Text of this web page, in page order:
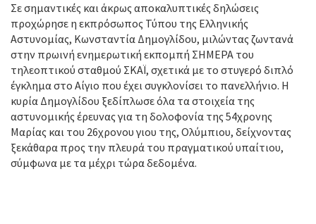
Σε σημαντικές και άκρως αποκαλυπτικές δηλώσεις
προχώρησε η εκπρόσωπος Τύπου της Ελληνικής
Αστυνομίας, Κωνσταντία Δημογλίδου, μιλώντας ζωντανά
στην πρωινή ενημερωτική εκπομπή ΣΗΜΕΡΑ του
τηλεοπτικού σταθμού ΣΚΑΪ, σχετικά με το στυγερό διπλό
έγκλημα στο Αίγιο που έχει συγκλονίσει το πανελλήνιο. Η
κυρία Δημογλίδου ξεδίπλωσε όλα τα στοιχεία της
αστυνομικής έρευνας για τη δολοφονία της 54χρονης
Μαρίας και του 26χρονου γιου της, Ολύμπιου, δείχνοντας
ξεκάθαρα προς την πλευρά του πραγματικού υπαίτιου,
σύμφωνα με τα μέχρι τώρα δεδομένα.